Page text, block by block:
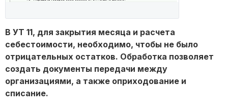
В УТ 11, для закрытия месяца и расчета
себестоимости, необходимо, чтобы не было
отрицательных остатков. Обработка позволяет
создать документы передачи между
организациями, а также оприходование и
списание.